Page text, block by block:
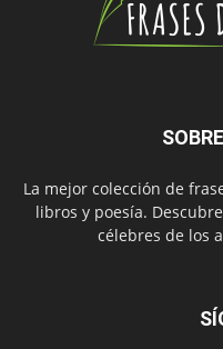
La mejor colección de
libros y poesía.
célebres de los